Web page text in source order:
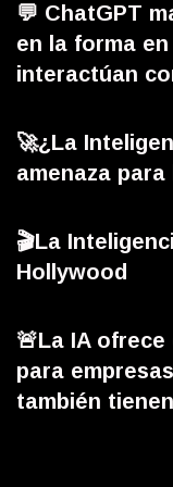
💬 ChatGPT
en la forma
interactúan
🚀¿La
amenaza
🎬La
Hollywood
🚨La IA
para
también